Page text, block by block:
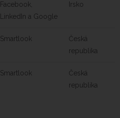
Facebook,
LinkedIn a Google
Irsko
Smartlook
Česká
republika
Smartlook
Česká
republika